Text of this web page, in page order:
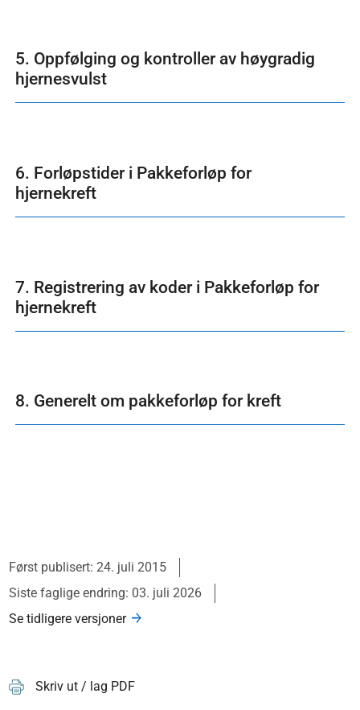
5. Oppfølging og kontroller av høygradig
hjernesvulst
6. Forløpstider i Pakkeforløp for
hjernekreft
7. Registrering av koder i Pakkeforløp for
hjernekreft
8. Generelt om pakkeforløp for kreft
Først publisert: 24. juli 2015
Siste faglige endring: 03. juli 2026
Se tidligere versjoner
Skriv ut / lag PDF